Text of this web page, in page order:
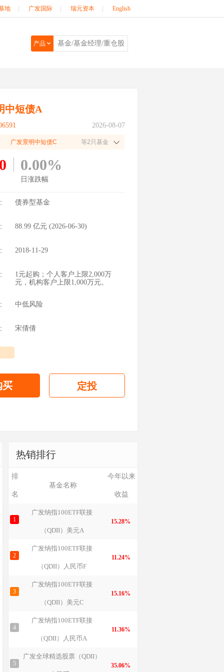
地 广发国际 瑞元资本 English
产品
中短债A
2026-08-07
广发景明中短债C 等2只基金
0.00%
日涨跌幅
债券型基金
88.99 亿元 (2026-06-30)
2018-11-29
1元起购；个人客户上限2,000万
元，机构客户上限1,000万元。
中低风险
宋倩倩
买 定投
热销排行
排
名
基金名称
今年以来
收益
1
广发纳指100ETF联接
（QDII）美元A
15.28%
2
广发纳指100ETF联接
（QDII）人民币F
11.24%
3
广发纳指100ETF联接
（QDII）美元C
15.16%
4
广发纳指100ETF联接
（QDII）人民币A
11.36%
5
广发全球精选股票（QDII）
35.06%